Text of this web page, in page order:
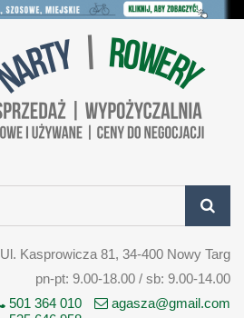
Ul. Kasprowicza 81, 34-400 Nowy Targ
pn-pt: 9.00-18.00 / sb: 9.00-14.00
501 364 010
agasza@gmail.com